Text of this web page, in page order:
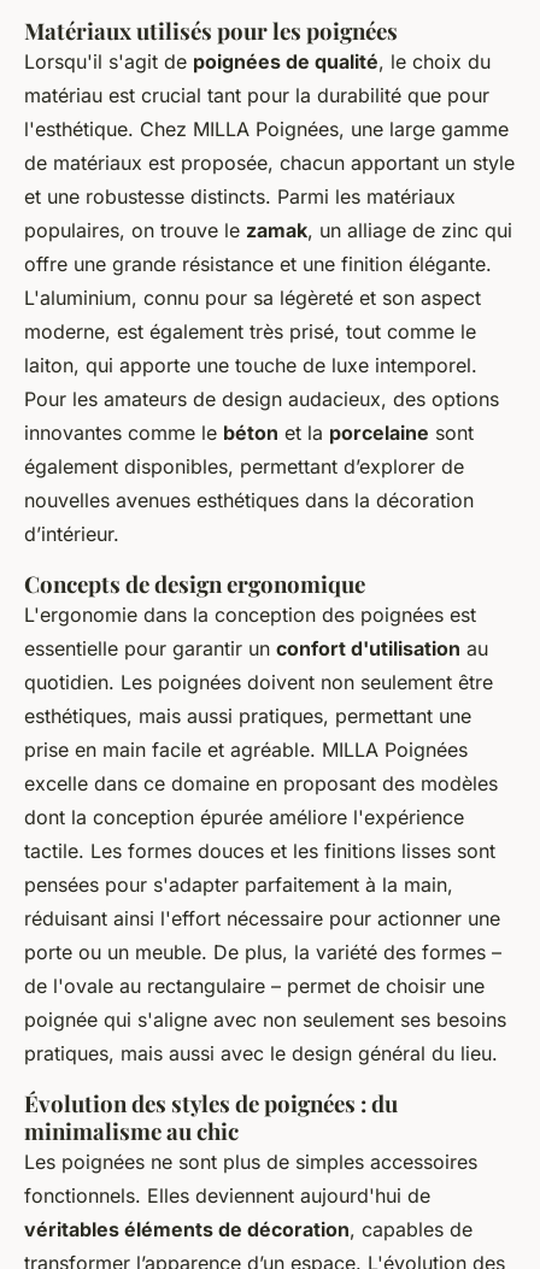
Matériaux utilisés pour les poignées
Lorsqu'il s'agit de poignées de qualité, le choix du
matériau est crucial tant pour la durabilité que pour
l'esthétique. Chez MILLA Poignées, une large gamme
de matériaux est proposée, chacun apportant un style
et une robustesse distincts. Parmi les matériaux
populaires, on trouve le zamak, un alliage de zinc qui
offre une grande résistance et une finition élégante.
L'aluminium, connu pour sa légèreté et son aspect
moderne, est également très prisé, tout comme le
laiton, qui apporte une touche de luxe intemporel.
Pour les amateurs de design audacieux, des options
innovantes comme le béton et la porcelaine sont
également disponibles, permettant d’explorer de
nouvelles avenues esthétiques dans la décoration
d’intérieur.
Concepts de design ergonomique
L'ergonomie dans la conception des poignées est
essentielle pour garantir un confort d'utilisation au
quotidien. Les poignées doivent non seulement être
esthétiques, mais aussi pratiques, permettant une
prise en main facile et agréable. MILLA Poignées
excelle dans ce domaine en proposant des modèles
dont la conception épurée améliore l'expérience
tactile. Les formes douces et les finitions lisses sont
pensées pour s'adapter parfaitement à la main,
réduisant ainsi l'effort nécessaire pour actionner une
porte ou un meuble. De plus, la variété des formes –
de l'ovale au rectangulaire – permet de choisir une
poignée qui s'aligne avec non seulement ses besoins
pratiques, mais aussi avec le design général du lieu.
Évolution des styles de poignées : du
minimalisme au chic
Les poignées ne sont plus de simples accessoires
fonctionnels. Elles deviennent aujourd'hui de
véritables éléments de décoration, capables de
transformer l’apparence d’un espace. L'évolution des